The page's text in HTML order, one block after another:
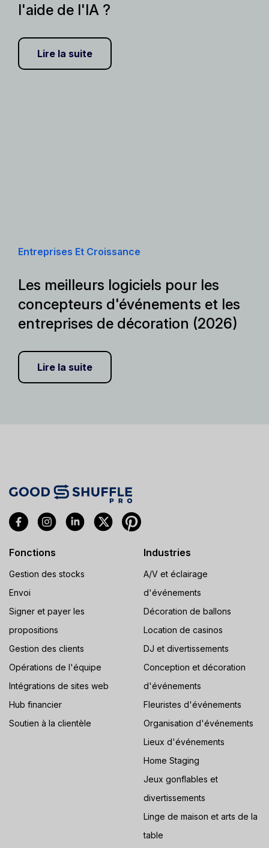
l'aide de l'IA ?
Lire la suite
Entreprises Et Croissance
Les meilleurs logiciels pour les
concepteurs d'événements et les
entreprises de décoration (2026)
Lire la suite
Fonctions
Gestion des stocks
Envoi
Signer et payer les
propositions
Gestion des clients
Opérations de l'équipe
Intégrations de sites web
Hub financier
Soutien à la clientèle
Industries
A/V et éclairage
d'événements
Décoration de ballons
Location de casinos
DJ et divertissements
Conception et décoration
d'événements
Fleuristes d'événements
Organisation d'événements
Lieux d'événements
Home Staging
Jeux gonflables et
divertissements
Linge de maison et arts de la
table